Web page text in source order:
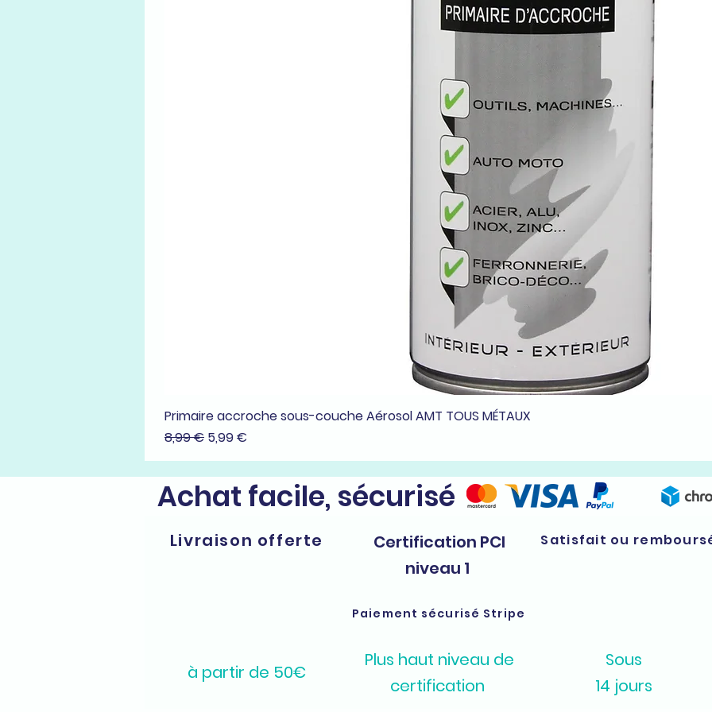
Aperçu rapide
Primaire accroche sous-couche Aérosol AMT TOUS MÉTAUX
Prix original
8,99 € Prix promotionnel
5,99 €
Achat facile, sécurisé
à partir de 50€
Livraison offerte
Certification PCI
niveau 1
Plus haut niveau de
certification
Paiement sécurisé Stripe
Sous
14 jours
Satisfait ou